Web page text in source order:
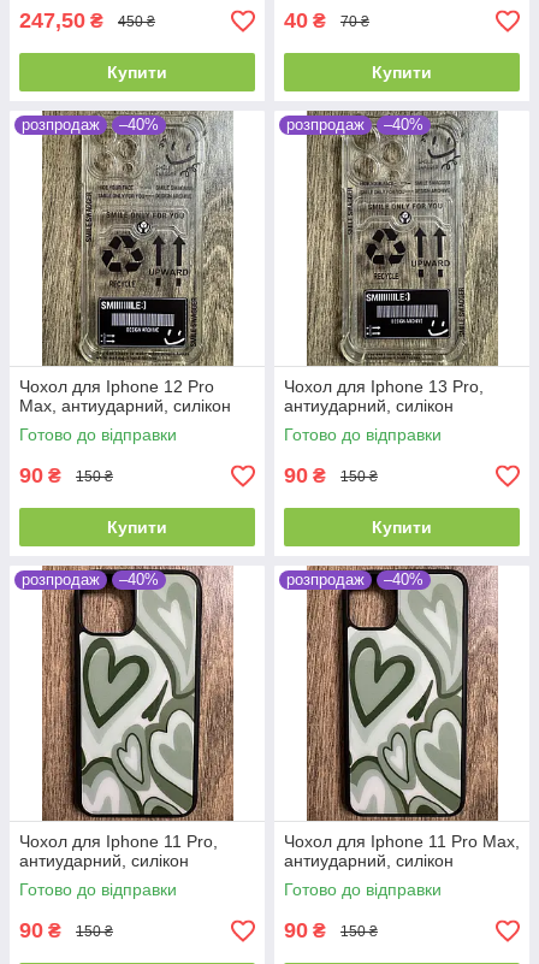
247,50 ₴ 450 ₴
Купити
40 ₴ 70 ₴
Купити
розпродаж –40%
Чохол для Iphone 12 Pro
Max, антиударний, силікон
Готово до відправки
90 ₴ 150 ₴
Купити
розпродаж –40%
Чохол для Iphone 13 Pro,
антиударний, силікон
Готово до відправки
90 ₴ 150 ₴
Купити
розпродаж –40%
Чохол для Iphone 11 Pro,
антиударний, силікон
Готово до відправки
90 ₴ 150 ₴
розпродаж –40%
Чохол для Iphone 11 Pro Max,
антиударний, силікон
Готово до відправки
90 ₴ 150 ₴